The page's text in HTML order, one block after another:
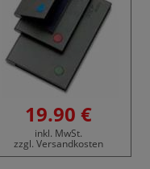
19.90 €
inkl. MwSt.
zzgl. Versandkosten